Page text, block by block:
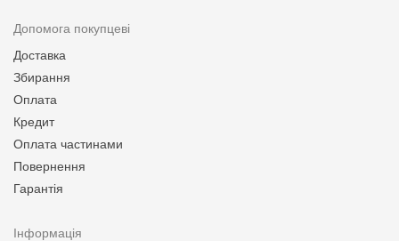
Допомога покупцеві
Доставка
Збирання
Оплата
Кредит
Оплата частинами
Повернення
Гарантія
Інформація